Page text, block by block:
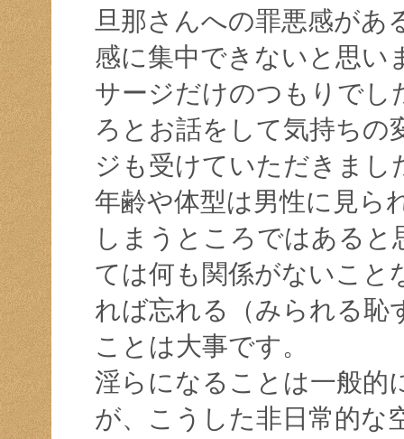
旦那さんへの罪悪感があ
感に集中できないと思い
サージだけのつもりでし
ろとお話をして気持ちの
ジも受けていただきまし
年齢や体型は男性に見ら
しまうところではある
ては何も関係がないこと
れば忘れる（みられる恥
ことは大事です。
淫らになることは一般的
が、こうした非日常的な